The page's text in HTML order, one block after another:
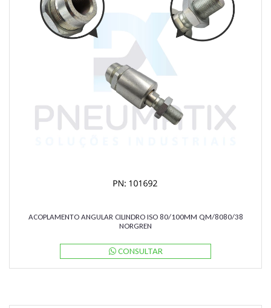
ACOPLAMENTO ANGULAR CILINDRO ISO 80/100MM QM/8080/38
NORGREN
CONSULTAR